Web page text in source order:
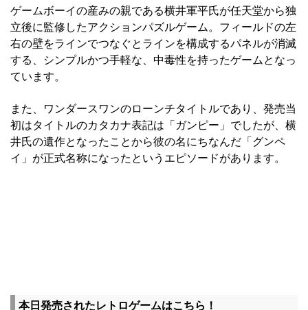
ゲームボーイの産みの親である横井軍平氏が任天堂から独
立後に監修したアクションパズルゲーム。フィールドの左
右の壁をラインでつなぐとラインを構成するパネルが消滅
する、シンプルかつ手軽な、中毒性を持ったゲームとなっ
ています。
また、ワンダースワンのローンチタイトルであり、発売当
初はタイトルのカタカナ表記は「ガンピー」でしたが、横
井氏の遺作となったことから彼の名にちなんだ「グンペ
イ」が正式名称になったというエピソードがあります。
本日発売されたレトロゲームはこちら！